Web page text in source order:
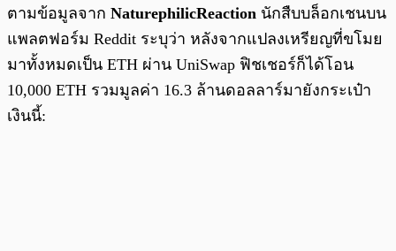
ตามข้อมูลจาก NaturephilicReaction นักสืบบล็อกเชนบน
แพลตฟอร์ม Reddit ระบุว่า หลังจากแปลงเหรียญที่ขโมย
มาทั้งหมดเป็น ETH ผ่าน UniSwap ฟิชเชอร์ก็ได้โอน
10,000 ETH รวมมูลค่า 16.3 ล้านดอลลาร์มายังกระเป๋า
เงินนี้: